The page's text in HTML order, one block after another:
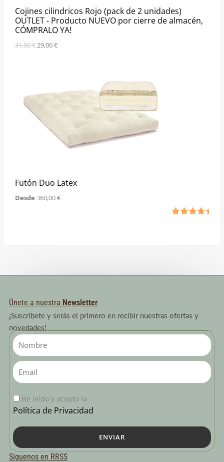
Cojines cilindricos Rojo (pack de 2 unidades)
OUTLET - Producto NUEVO por cierre de almacén,
CÓMPRALO YA!
31,00€
e
r
a
3
1
29,00€
:
2
9
,
0
0
Futón Duo Latex
Desde 360,00€
n de un
Únete a nuestra Newsletter
¡Suscríbete y serás el primero en recibir nuestras ofertas y
novedades!
Nombre
Email
He leído y acepto la
Política de Privacidad
ENVIAR
Síguenos en RRSS